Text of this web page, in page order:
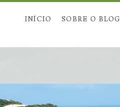
INÍCIO SOBRE O BLOG